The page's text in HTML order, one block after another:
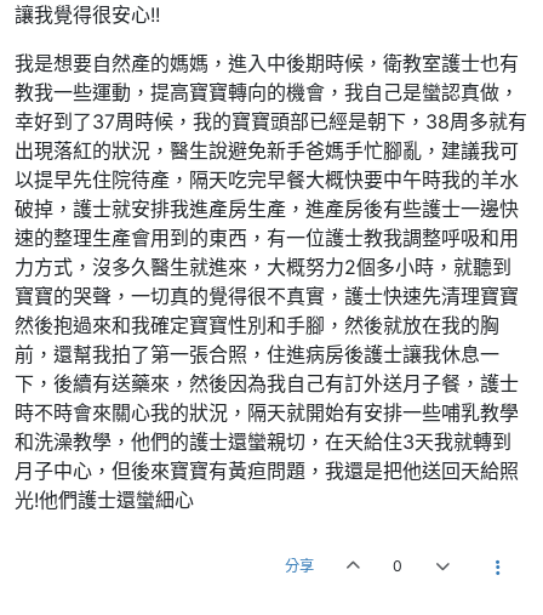
讓我覺得很安心!!
我是想要自然產的媽媽，進入中後期時候，衛教室護士也有
教我一些運動，提高寶寶轉向的機會，我自己是蠻認真做，
幸好到了37周時候，我的寶寶頭部已經是朝下，38周多就有
出現落紅的狀況，醫生說避免新手爸媽手忙腳亂，建議我可
以提早先住院待產，隔天吃完早餐大概快要中午時我的羊水
破掉，護士就安排我進產房生產，進產房後有些護士一邊快
速的整理生產會用到的東西，有一位護士教我調整呼吸和用
力方式，沒多久醫生就進來，大概努力2個多小時，就聽到
寶寶的哭聲，一切真的覺得很不真實，護士快速先清理寶寶
然後抱過來和我確定寶寶性別和手腳，然後就放在我的胸
前，還幫我拍了第一張合照，住進病房後護士讓我休息一
下，後續有送藥來，然後因為我自己有訂外送月子餐，護士
時不時會來關心我的狀況，隔天就開始有安排一些哺乳教學
和洗澡教學，他們的護士還蠻親切，在天給住3天我就轉到
月子中心，但後來寶寶有黃疸問題，我還是把他送回天給照
光!他們護士還蠻細心
分享 0